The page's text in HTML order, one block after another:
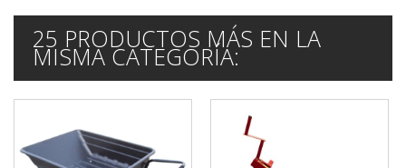
25 PRODUCTOS MÁS EN LA
MISMA CATEGORÍA: